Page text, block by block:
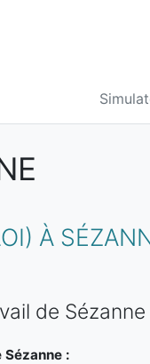
À
de Sézanne
: